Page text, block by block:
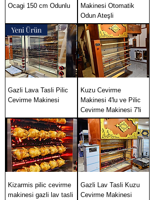
Ocagi 150 cm Odunlu
Makinesi Otomatik
Odun Ateşli
Yeni Ürün
Gazli Lava Tasli Pilic
Cevirme Makinesi
Kuzu Cevirme
Makinesi 4'lu ve Pilic
Cevirme Makinesi 7'li
Kizarmis pilic cevirme
makinesi gazli lav tasli
Gazli Lav Tasli Kuzu
Cevirme Makinesi